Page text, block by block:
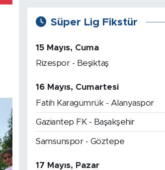
Süper Lig Fikstür
15 Mayıs, Cuma
Rizespor - Beşiktaş
16 Mayıs, Cumartesi
Fatih Karagümrük - Alanyaspor
Gaziantep FK - Başakşehir
Samsunspor - Göztepe
17 Mayıs, Pazar